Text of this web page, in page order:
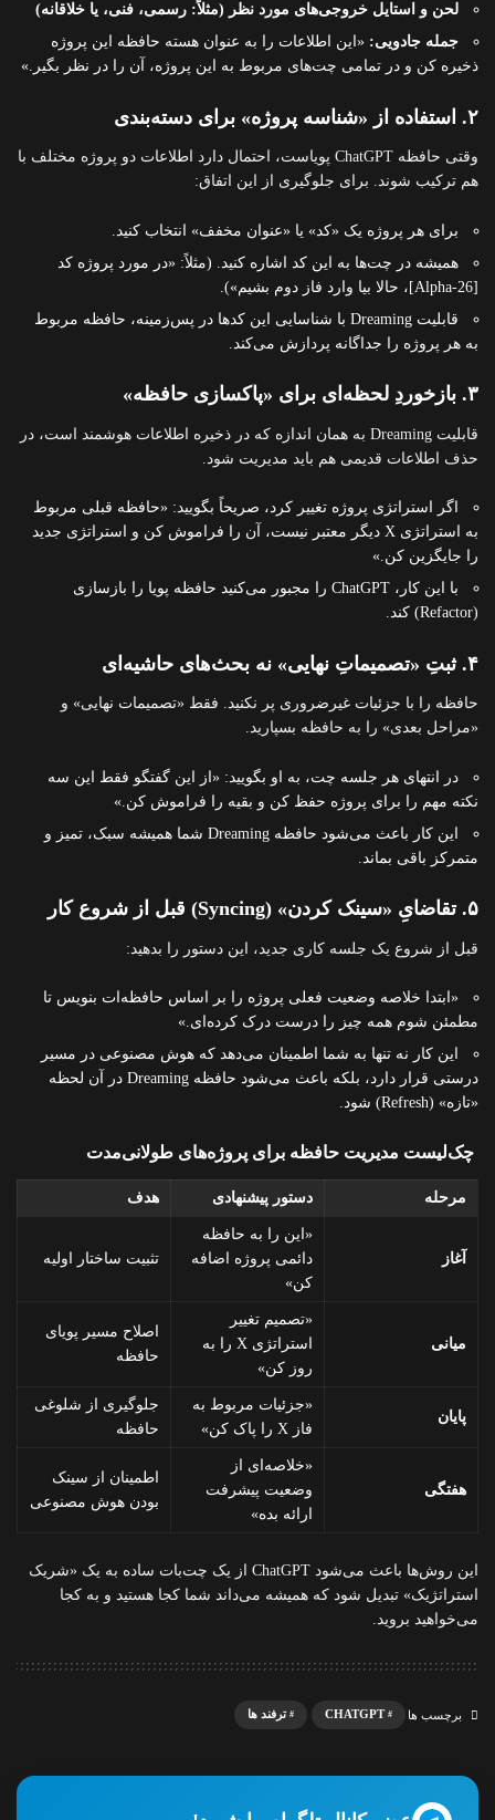
لحن و استایل خروجی‌های مورد نظر (مثلاً: رسمی، فنی، یا خلاقانه)
جمله جادویی: «این اطلاعات را به عنوان هسته حافظه این پروژه
ذخیره کن و در تمامی چت‌های مربوط به این پروژه، آن را در نظر بگیر.»
۲. استفاده از «شناسه پروژه» برای دسته‌بندی
وقتی حافظه ChatGPT پویاست، احتمال دارد اطلاعات دو پروژه مختلف با
هم ترکیب شوند. برای جلوگیری از این اتفاق:
برای هر پروژه یک «کد» یا «عنوان مخفف» انتخاب کنید.
همیشه در چت‌ها به این کد اشاره کنید. (مثلاً: «در مورد پروژه کد
[Alpha-26]، حالا بیا وارد فاز دوم بشیم»).
قابلیت Dreaming با شناسایی این کدها در پس‌زمینه، حافظه مربوط
به هر پروژه را جداگانه پردازش می‌کند.
۳. بازخوردِ لحظه‌ای برای «پاکسازی حافظه»
قابلیت Dreaming به همان اندازه که در ذخیره اطلاعات هوشمند است، در
حذف اطلاعات قدیمی هم باید مدیریت شود.
اگر استراتژی پروژه تغییر کرد، صریحاً بگویید: «حافظه قبلی مربوط
به استراتژی X دیگر معتبر نیست، آن را فراموش کن و استراتژی جدید
را جایگزین کن.»
با این کار، ChatGPT را مجبور می‌کنید حافظه پویا را بازسازی
(Refactor) کند.
۴. ثبتِ «تصمیماتِ نهایی» نه بحث‌های حاشیه‌ای
حافظه را با جزئیات غیرضروری پر نکنید. فقط «تصمیمات نهایی» و
«مراحل بعدی» را به حافظه بسپارید.
در انتهای هر جلسه چت، به او بگویید: «از این گفتگو فقط این سه
نکته مهم را برای پروژه حفظ کن و بقیه را فراموش کن.»
این کار باعث می‌شود حافظه Dreaming شما همیشه سبک، تمیز و
متمرکز باقی بماند.
۵. تقاضایِ «سینک کردن» (Syncing) قبل از شروع کار
قبل از شروع یک جلسه کاری جدید، این دستور را بدهید:
«ابتدا خلاصه وضعیت فعلی پروژه را بر اساس حافظه‌ات بنویس تا
مطمئن شوم همه چیز را درست درک کرده‌ای.»
این کار نه تنها به شما اطمینان می‌دهد که هوش مصنوعی در مسیر
درستی قرار دارد، بلکه باعث می‌شود حافظه Dreaming در آن لحظه
«تازه» (Refresh) شود.
چک‌لیست مدیریت حافظه برای پروژه‌های طولانی‌مدت
مرحله دستور پیشنهادی هدف
آغاز
«این را به حافظه
دائمی پروژه اضافه
کن»
تثبیت ساختار اولیه
میانی
«تصمیم تغییر
استراتژی X را به
روز کن»
اصلاح مسیر پویای
حافظه
پایان
«جزئیات مربوط به
فاز X را پاک کن»
جلوگیری از شلوغی
حافظه
هفتگی
«خلاصه‌ای از
وضعیت پیشرفت
ارائه بده»
اطمینان از سینک
بودن هوش مصنوعی
این روش‌ها باعث می‌شود ChatGPT از یک چت‌بات ساده به یک «شریک
استراتژیک» تبدیل شود که همیشه می‌داند شما کجا هستید و به کجا
می‌خواهید بروید.
برچسب ها CHATGPT ترفند ها